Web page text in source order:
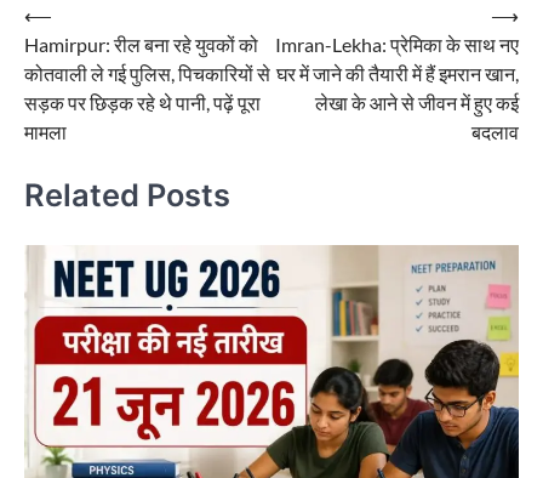
Post
navigation
⟵
Hamirpur: रील बना रहे युवकों को
कोतवाली ले गई पुलिस, पिचकारियों से
सड़क पर छिड़क रहे थे पानी, पढ़ें पूरा
मामला
Imran-Lekha: प्रेमिका के साथ नए
घर में जाने की तैयारी में हैं इमरान खान,
लेखा के आने से जीवन में हुए कई
बदलाव
⟶
Related Posts